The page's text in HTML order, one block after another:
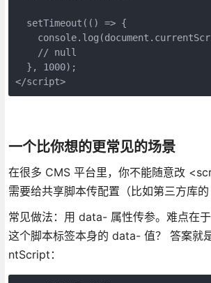
setTimeout(() => {
// null
}, 1000);
</script>
一个比你想的更常见的场景
在很多 CMS 平台里，你不能随意改
需要给共享脚本传配置（比如第三方库的
常见做法：用 data- 属性传参。难点在
这个脚本标签本身的 data- 值？ 答案就
ntScript：